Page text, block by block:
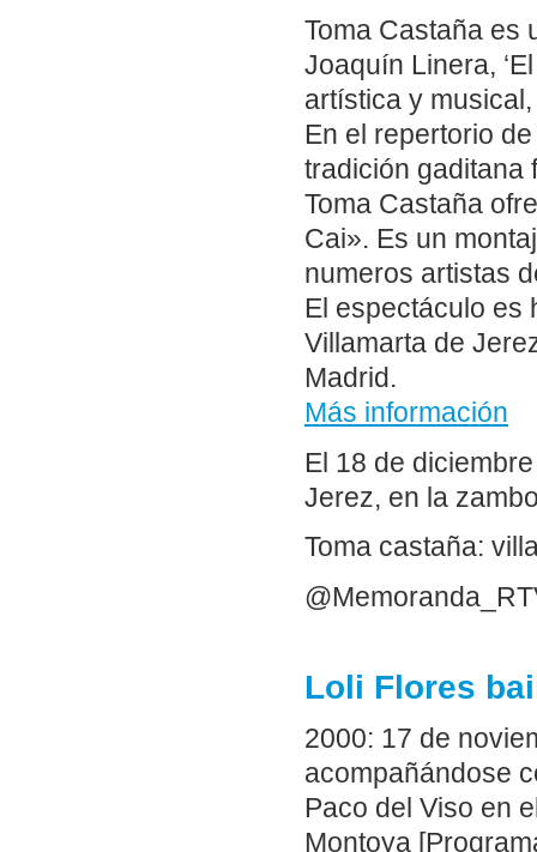
Toma Castaña es
Joaquín Linera,
artística y
En el repertorio
tradición gaditana
Toma Castaña
Cai». Es un
numeros artistas
El espectáculo es
Villamarta de
Madrid.
Más información
El 18 de
Jerez, en la
Toma castaña:
Loli Flores
2000: 17 de
acompañándose
Paco del Viso en
Montoya